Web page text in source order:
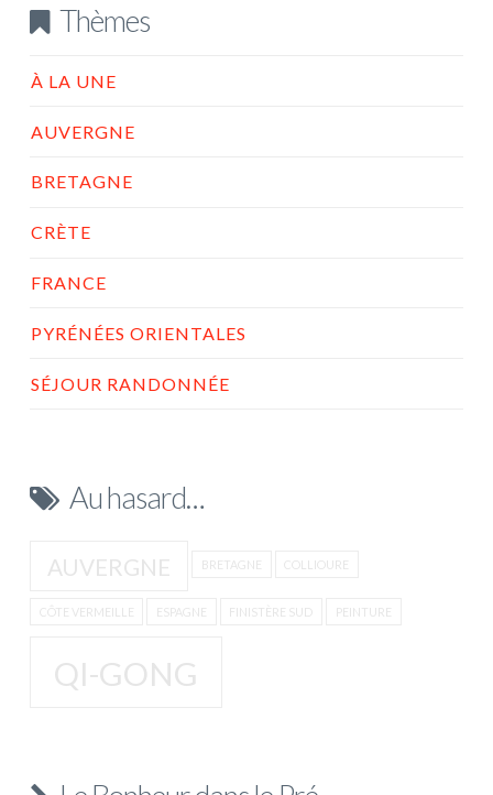
Thèmes
À LA UNE
AUVERGNE
BRETAGNE
CRÈTE
FRANCE
PYRÉNÉES ORIENTALES
SÉJOUR RANDONNÉE
Au hasard…
AUVERGNE BRETAGNE COLLIOURE
CÔTE VERMEILLE ESPAGNE FINISTÈRE SUD PEINTURE
QI-GONG